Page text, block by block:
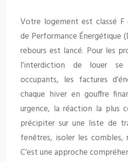
Votre logement est classé F
de Performance Énergétique
rebours est lancé. Pour les
l’interdiction de louer
occupants, les factures
chaque hiver en gouffre
urgence, la réaction la plus
précipiter sur une liste de
fenêtres, isoler les combles,
C’est une approche